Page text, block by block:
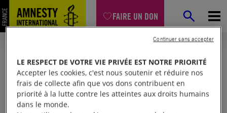
FAIRE UN DON
LE RESPECT DE VOTRE VIE PRIVÉE EST NOTRE PRIORITÉ
Accepter les cookies, c'est nous soutenir et réduire nos
frais de collecte afin que vos dons contribuent en
priorité à la lutte contre les atteintes aux droits humains
dans le monde.
Continuer sans accepter